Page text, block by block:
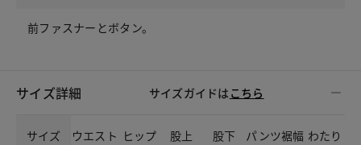
前ファスナーとボタン。
サイズ詳細 サイズガイドは こちら
サイズ ウエスト ヒップ 股上 股下 パンツ裾幅 わたり